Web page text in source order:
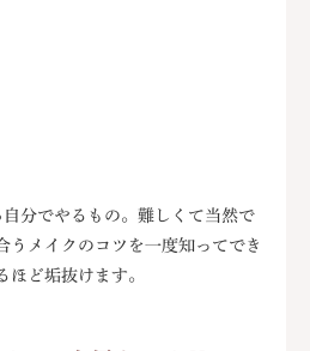
分でやるもの。難しくて当然で
うメイクのコツを一度知ってでき
ほど垢抜けます。